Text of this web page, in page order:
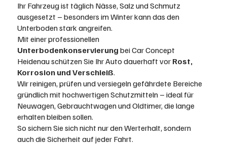
Ihr Fahrzeug ist täglich Nässe, Salz und Schmutz
ausgesetzt – besonders im Winter kann das den
Unterboden stark angreifen.
Mit einer professionellen
Unterbodenkonservierung bei Car Concept
Heidenau schützen Sie Ihr Auto dauerhaft vorRost,
Korrosion und Verschleiß.
Wir reinigen, prüfen und versiegeln gefährdete Bereiche
gründlich mit hochwertigen Schutzmitteln – ideal für
Neuwagen, Gebrauchtwagen und Oldtimer, die lange
erhalten bleiben sollen.
So sichern Sie sich nicht nur den Werterhalt, sondern
auch die Sicherheit auf jeder Fahrt.